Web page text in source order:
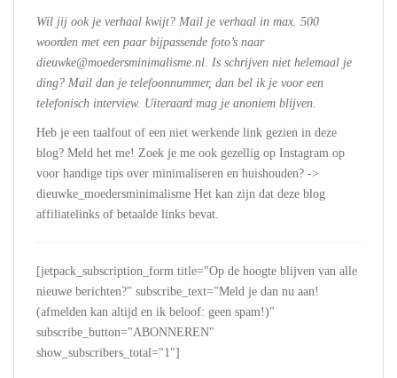
Wil jij ook je verhaal kwijt? Mail je verhaal in max. 500
woorden met een paar bijpassende foto’s naar
dieuwke@moedersminimalisme.nl. Is schrijven niet helemaal je
ding? Mail dan je telefoonnummer, dan bel ik je voor een
telefonisch interview. Uiteraard mag je anoniem blijven.
Heb je een taalfout of een niet werkende link gezien in deze
blog? Meld het me! Zoek je me ook gezellig op Instagram op
voor handige tips over minimaliseren en huishouden? ->
dieuwke_moedersminimalisme Het kan zijn dat deze blog
affiliatelinks of betaalde links bevat.
[jetpack_subscription_form title="Op de hoogte blijven van alle
nieuwe berichten?" subscribe_text="Meld je dan nu aan!
(afmelden kan altijd en ik beloof: geen spam!)"
subscribe_button="ABONNEREN"
show_subscribers_total="1"]